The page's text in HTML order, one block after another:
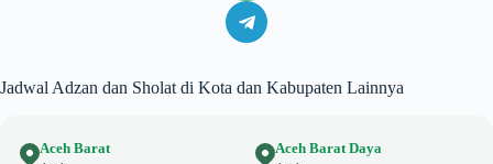
Jadwal Adzan dan Sholat di Kota dan Kabupaten Lainnya
Aceh Barat Aceh Barat Daya